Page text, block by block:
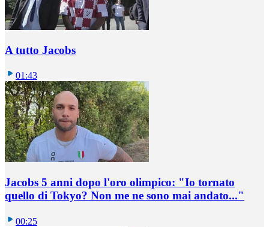
A tutto Jacobs
01:43
Jacobs 5 anni dopo l'oro olimpico: "Io tornato
quello di Tokyo? Non me ne sono mai andato..."
00:25